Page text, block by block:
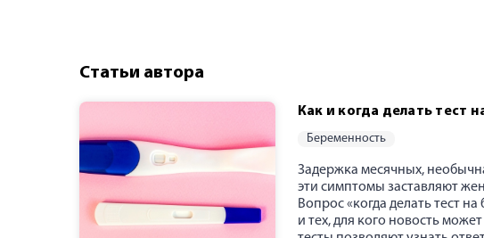
Статьи автора
Как и когда делать тест
беременность
Задержка месячных,
эти симптомы заставляют
Вопрос «когда делать тест
и тех, для кого новость